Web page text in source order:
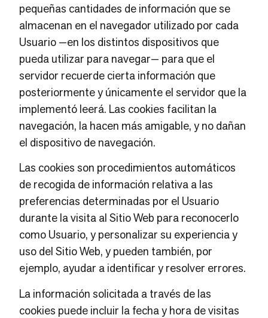
pequeñas cantidades de información que se
almacenan en el navegador utilizado por cada
Usuario —en los distintos dispositivos que
pueda utilizar para navegar— para que el
servidor recuerde cierta información que
posteriormente y únicamente el servidor que la
implementó leerá. Las cookies facilitan la
navegación, la hacen más amigable, y no dañan
el dispositivo de navegación.
Las cookies son procedimientos automáticos
de recogida de información relativa a las
preferencias determinadas por el Usuario
durante la visita al Sitio Web para reconocerlo
como Usuario, y personalizar su experiencia y
uso del Sitio Web, y pueden también, por
ejemplo, ayudar a identificar y resolver errores.
La información solicitada a través de las
cookies puede incluir la fecha y hora de visitas